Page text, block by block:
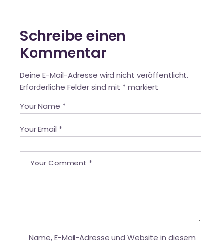
Schreibe einen
Kommentar
Deine E-Mail-Adresse wird nicht veröffentlicht.
Erforderliche Felder sind mit * markiert
Name, E-Mail-Adresse und Website in diesem